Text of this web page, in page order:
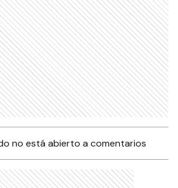
no está abierto a comentarios